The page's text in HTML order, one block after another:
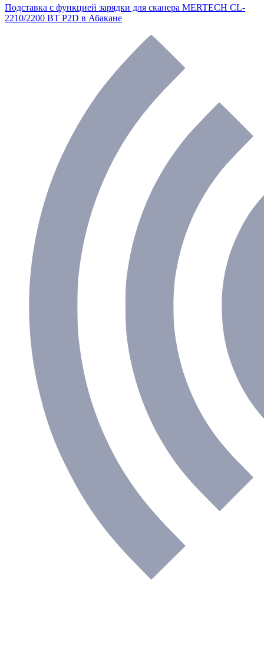
Подставка с функцией зарядки для сканера MERTECH CL-
2210/2200 BT P2D в Абакане